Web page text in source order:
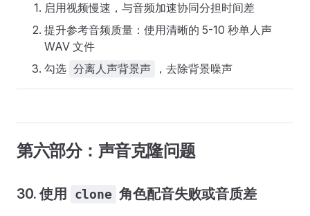
启用视频慢速，与音频加速协同分担时间差
提升参考音频质量：使用清晰的 5-10 秒单人声
WAV 文件
勾选 分离人声背景声 ，去除背景噪声
第六部分：声音克隆问题
30. 使用 clone 角色配音失败或音质差